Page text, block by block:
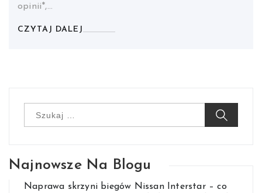
opinii*,…
CZYTAJ DALEJ
Najnowsze Na Blogu
Naprawa skrzyni biegów Nissan Interstar – co